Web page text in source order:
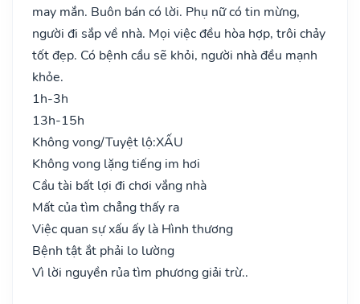
may mắn. Buôn bán có lời. Phụ nữ có tin mừng,
người đi sắp về nhà. Mọi việc đều hòa hợp, trôi chảy
tốt đẹp. Có bệnh cầu sẽ khỏi, người nhà đều mạnh
khỏe.
1h-3h
13h-15h
Không vong/Tuyệt lộ:XẤU
Không vong lặng tiếng im hơi
Cầu tài bất lợi đi chơi vắng nhà
Mất của tìm chẳng thấy ra
Việc quan sự xấu ấy là Hình thương
Bệnh tật ắt phải lo lường
Vì lời nguyền rủa tìm phương giải trừ..